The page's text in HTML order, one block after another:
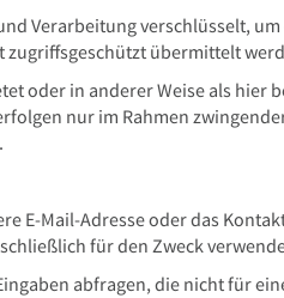
Verarbeitung verschlüsselt,
zugriffsgeschützt übermittelt
oder in anderer Weise als
nur im Rahmen
E-Mail-Adresse oder das
für den Zweck
abfragen, die nicht für